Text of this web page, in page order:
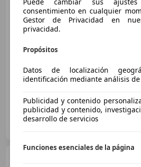
€
FLEXICAR CIUDAD REAL
Puede cambiar sus
consentimiento en cualquier
Gestor de Privacidad en
privacidad.
Propósitos
Datos de localización
identificación mediante análisis
Publicidad y contenido
publicidad y contenido,
desarrollo de servicios
Funciones esenciales de la página